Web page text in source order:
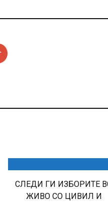
СЛЕДИ ГИ ИЗБОРИТЕ
ЖИВО СО ЦИВИЛ И